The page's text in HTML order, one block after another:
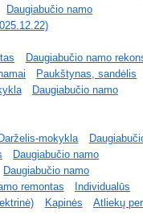
Daugiabučio namo
Daugiabučio namo
Paukštynas, sandėlis
Daugiabučio namo
mokykla
Daugiabučio namo
Daugiabučio namo
remontas
Individualūs
Kapinės
Atliekų